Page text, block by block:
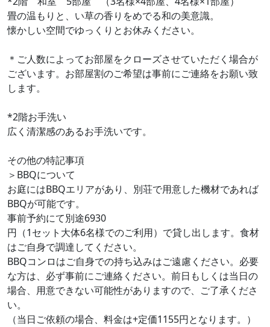
畳の温もりと、い草の香りをめでる和の美意識。
懐かしい空間でゆっくりとお休みください。
＊ご人数によってお部屋をクローズさせていただく場合が
ございます。お部屋割のご希望は事前にご連絡をお願い致
します。
*2階お手洗い
広く清潔感のあるお手洗いです。
その他の特記事項
＞BBQについて
お庭にはBBQエリアがあり、別荘で用意した機材であれば
BBQが可能です。
事前予約にて別途6930
円（1セット大体6名様でのご利用）で貸し出します。食材
はご自身で調達してください。
BBQコンロはご自身での持ち込みはご遠慮ください。必要
な方は、必ず事前にご連絡ください。前日もしくは当日の
場合、用意できない可能性がありますので、ご了承くださ
い。
（当日ご依頼の場合、料金は+定価1155円となります。）